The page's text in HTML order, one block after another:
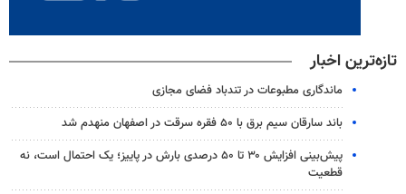
تازه‌ترین اخبار
ماندگاری مطبوعات در تندباد فضای مجازی
باند سارقان سیم برق با ۵۰ فقره سرقت در اصفهان منهدم شد
پیش‌بینی افزایش ۳۰ تا ۵۰ درصدی بارش در پاییز؛ یک احتمال است، نه
قطعیت